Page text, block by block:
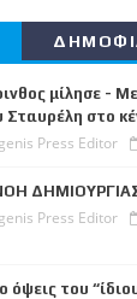
μίλησε -
Σταυρέλη στο
Press Editor
Press Editor
όψεις του